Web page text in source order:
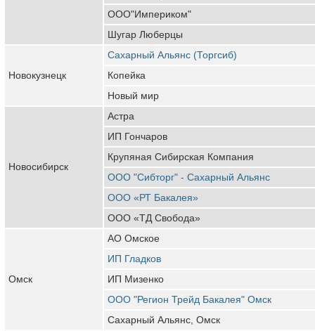
ООО"Империком"
Шугар Люберцы
Новокузнецк
Сахарный Альянс (Торгсиб)
Копейка
Новый мир
Новосибирск
Астра
ИП Гончаров
Крупяная Сибирская Компания
ООО "Сибторг" - Сахарный Альянс
ООО «РТ Бакалея»
ООО «ТД Свобода»
Омск
АО Омское
ИП Гладков
ИП Мизенко
ООО "Регион Трейд Бакалея" Омск
Сахарный Альянс, Омск